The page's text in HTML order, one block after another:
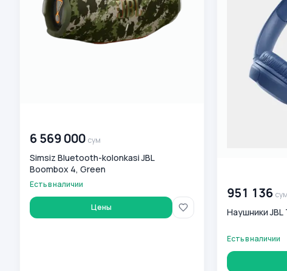
6 569 000 сум
Simsiz Bluetooth-kolonkasi JBL
Boombox 4, Green
Есть в наличии
Цены
951 136 сум
Наушники JBL
Есть в наличии